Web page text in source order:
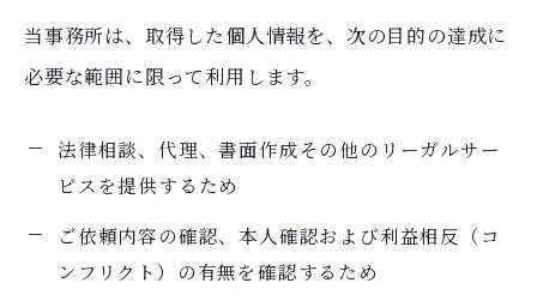
当事務所は、取得した個人情報を、次の目的の達成に
必要な範囲に限って利用します。
法律相談、代理、書面作成その他のリーガルサー
ビスを提供するため
ご依頼内容の確認、本人確認および利益相反（コ
ンフリクト）の有無を確認するため